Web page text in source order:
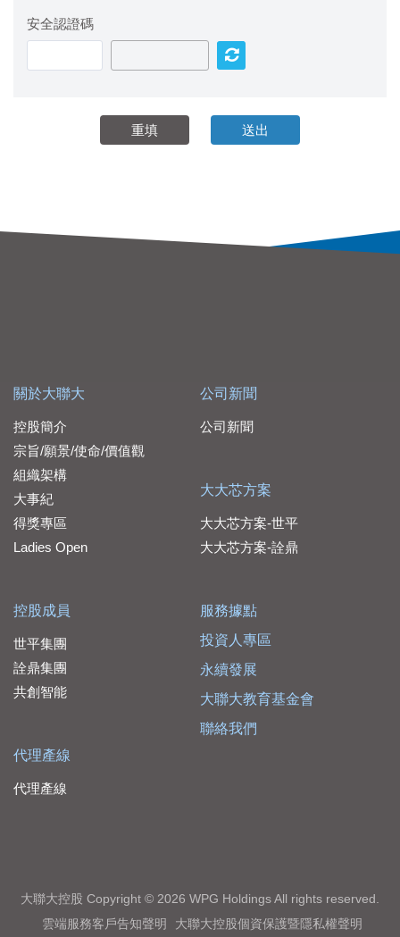
安全認證碼
關於大聯大
控股簡介
宗旨/願景/使命/價值觀
組織架構
大事紀
得獎專區
Ladies Open
控股成員
世平集團
詮鼎集團
共創智能
代理產線
代理產線
公司新聞
公司新聞
大大芯方案
大大芯方案-世平
大大芯方案-詮鼎
服務據點
投資人專區
永續發展
大聯大教育基金會
聯絡我們
大聯大控股 Copyright © 2026 WPG Holdings All rights reserved.
雲端服務客戶告知聲明
大聯大控股個資保護暨隱私權聲明